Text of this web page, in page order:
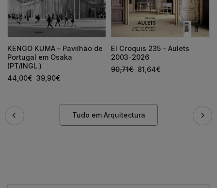
KENGO KUMA – Pavilhão de
Portugal em Osaka
(PT/INGL.)
44,00€ 39,90€
El Croquis 235 – Aulets
2003-2026
90,71€ 81,64€
Tudo em Arquitectura